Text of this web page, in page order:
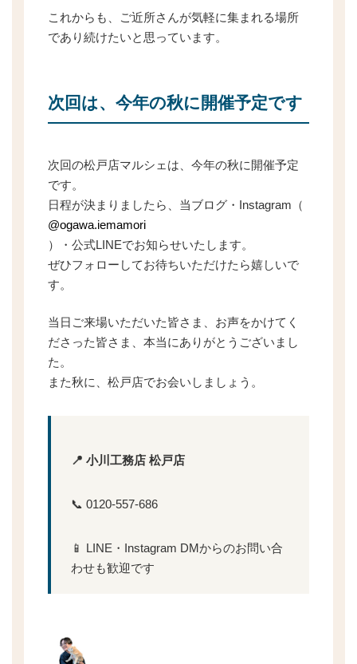
これからも、ご近所さんが気軽に集まれる場所
であり続けたいと思っています。
次回は、今年の秋に開催予定です
次回の松戸店マルシェは、今年の秋に開催予定
です。
日程が決まりましたら、当ブログ・Instagram（
@ogawa.iemamori
）・公式LINEでお知らせいたします。
ぜひフォローしてお待ちいただけたら嬉しいで
す。
当日ご来場いただいた皆さま、お声をかけてく
ださった皆さま、本当にありがとうございまし
た。
また秋に、松戸店でお会いしましょう。
📍 小川工務店 松戸店
📞 0120-557-686
📱 LINE・Instagram DMからのお問い合
わせも歓迎です